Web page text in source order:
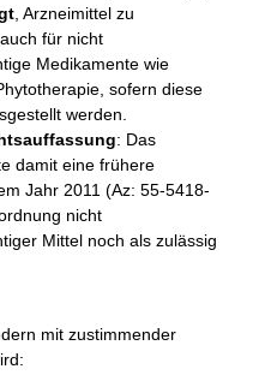
, Arzneimittel zu
für nicht
Medikamente wie
sofern diese
werden.
: Das
damit eine frühere
Jahr 2011 (Az: 55-5418-
nicht
Mittel noch als zulässig
mit zustimmender